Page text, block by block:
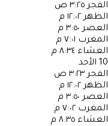
الفجر ٣:٢٥ ص
الظهر ١٢:٠٢ م
العصر ٣:٥٠ م
المغرب ٧:٠١ م
العشاء ٨:٣٤ م
10 الأحد
الفجر ٣:٢٣ ص
الظهر ١٢:٠٢ م
العصر ٣:٥٠ م
المغرب ٧:٠٢ م
العشاء ٨:٣٥ م